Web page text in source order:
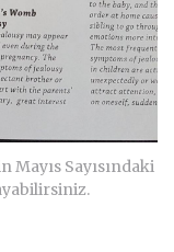
Mayıs Sayısındaki